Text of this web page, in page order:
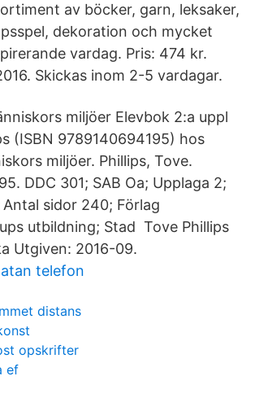
av böcker, garn, leksaker,
dekoration och mycket
vardag. Pris: 474 kr.
Skickas inom 2-5 vardagar.
miljöer Elevbok 2:a uppl
(ISBN 9789140694195) hos
miljöer. Phillips, Tove.
DDC 301; SAB Oa; Upplaga 2;
sidor 240; Förlag
utbildning; Stad Tove Phillips
Utgiven: 2016-09.
telefon
distans
opskrifter
ef